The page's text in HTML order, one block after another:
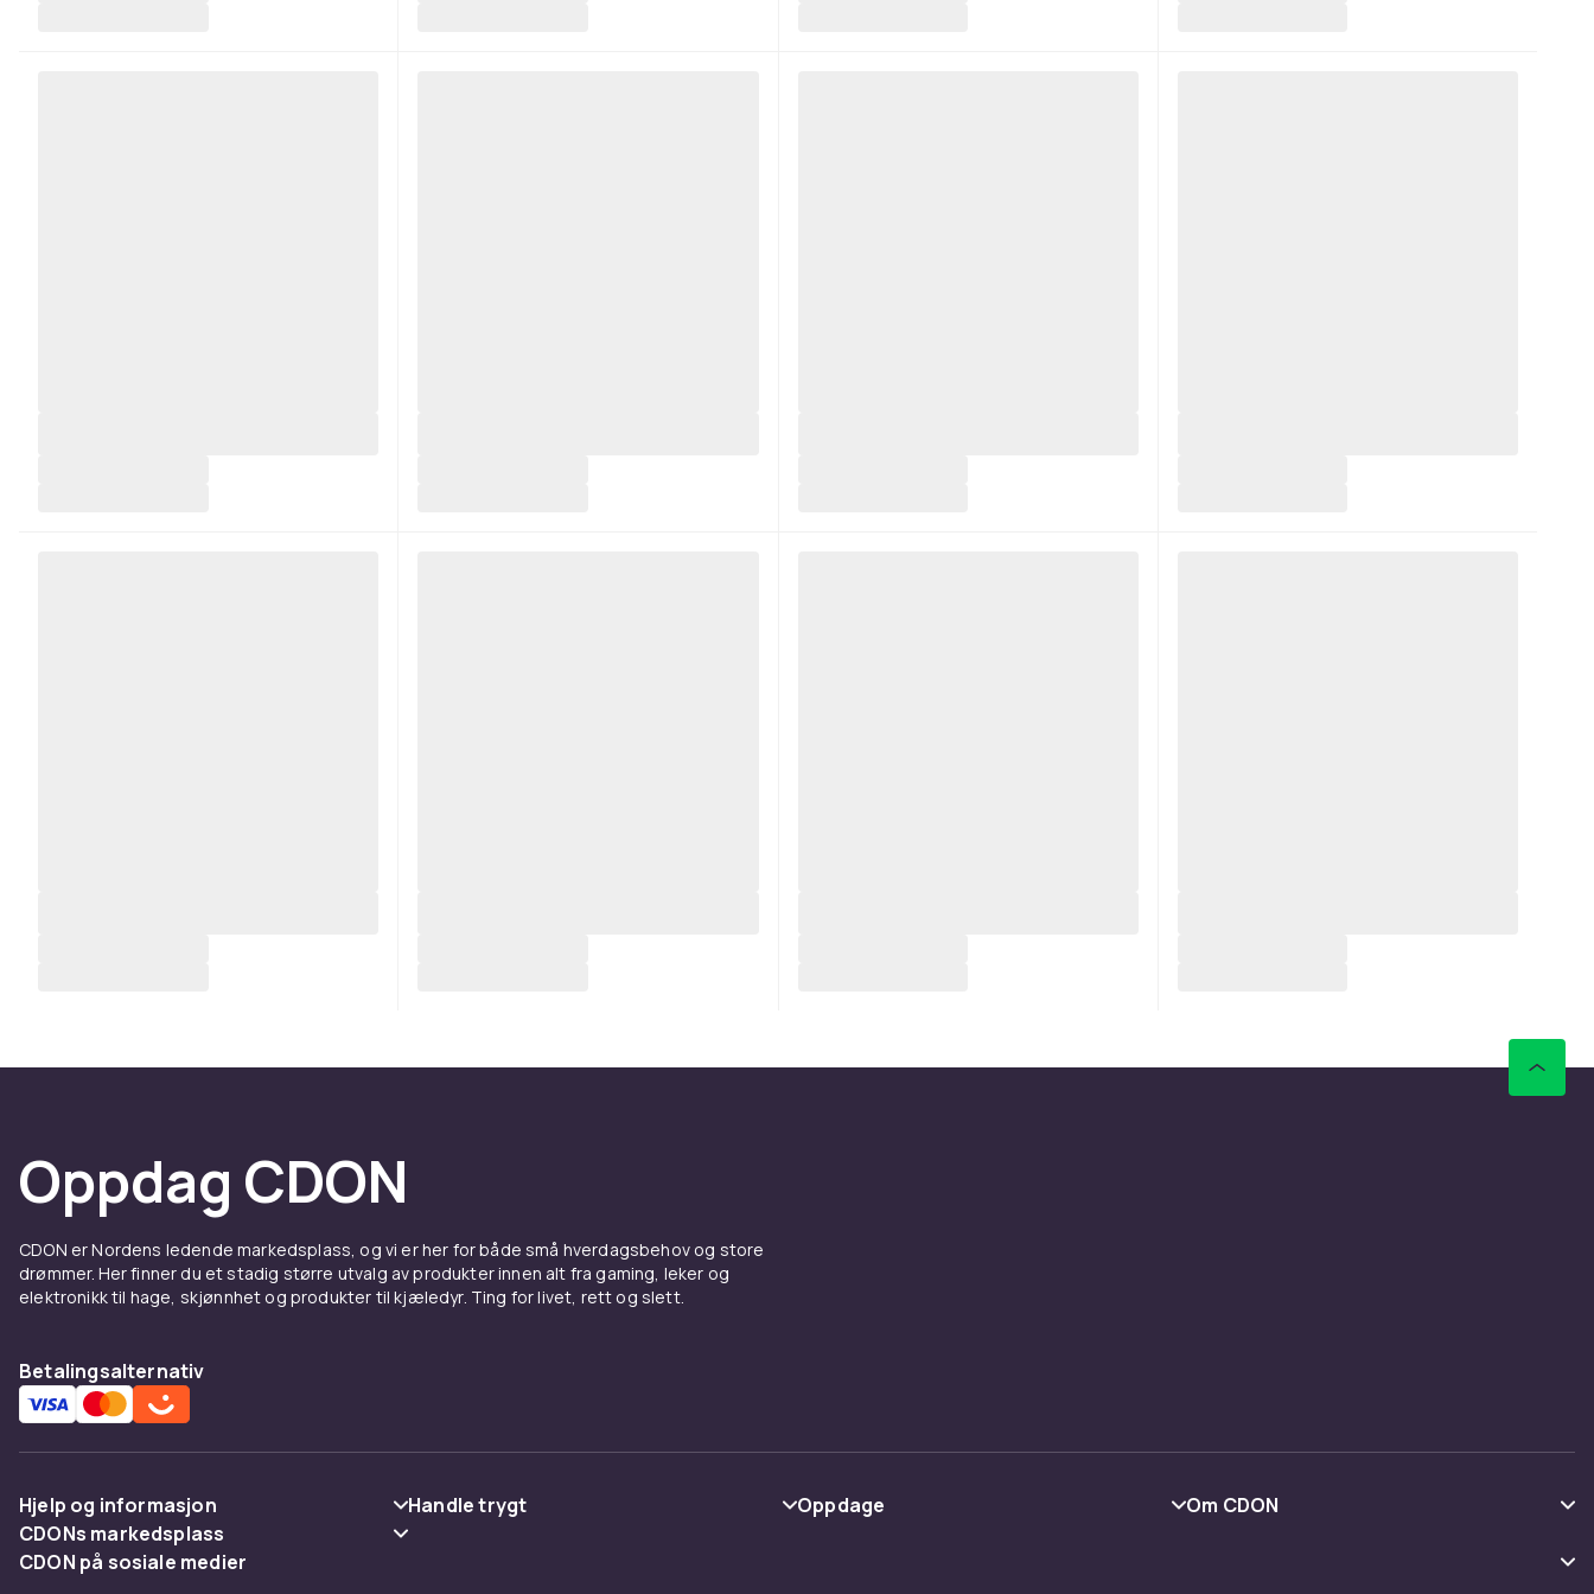
Oppdag CDON
CDON er Nordens ledende markedsplass, og vi er her for både små hverdagsbehov og store
drømmer. Her finner du et stadig større utvalg av produkter innen alt fra gaming, leker og
elektronikk til hage, skjønnhet og produkter til kjæledyr. Ting for livet, rett og slett.
Betalingsalternativ
Hjelp og informasjon
Vanlige spørsmål
Handle trygt
Oppdage
Om CDON
CDONs markedsplass
Merchant Help Center
CDON på sosiale medier